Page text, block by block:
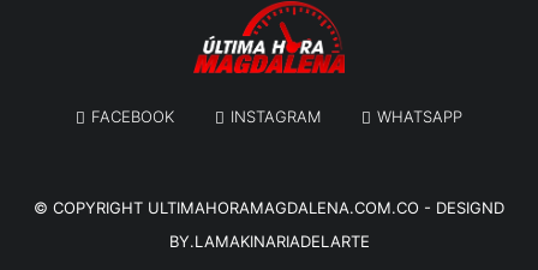
FACEBOOK INSTAGRAM WHATSAPP
© COPYRIGHT ULTIMAHORAMAGDALENA.COM.CO - DESIGND
BY.LAMAKINARIADELARTE